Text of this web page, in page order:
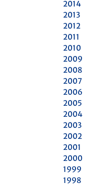
2014
2013
2012
2011
2010
2009
2008
2007
2006
2005
2004
2003
2002
2001
2000
1999
1998